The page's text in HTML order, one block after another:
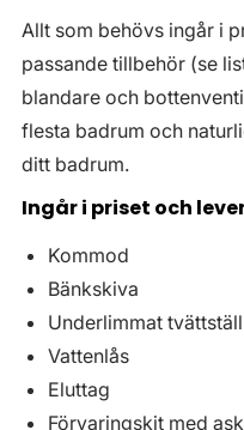
Allt som behövs ingår i
passande tillbehör (se
blandare och
flesta badrum och
ditt badrum.
Ingår i priset och
Kommod
Bänkskiva
Underlimmat tvättställ
Vattenlås
Eluttag
Förvaringskit med